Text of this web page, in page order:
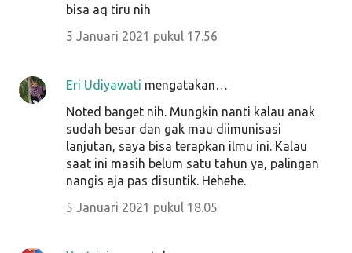
bisa aq tiru nih
5 Januari 2021 pukul 17.56
Eri Udiyawati mengatakan…
Noted banget nih. Mungkin nanti kalau anak
sudah besar dan gak mau diimunisasi
lanjutan, saya bisa terapkan ilmu ini. Kalau
saat ini masih belum satu tahun ya, palingan
nangis aja pas disuntik. Hehehe.
5 Januari 2021 pukul 18.05